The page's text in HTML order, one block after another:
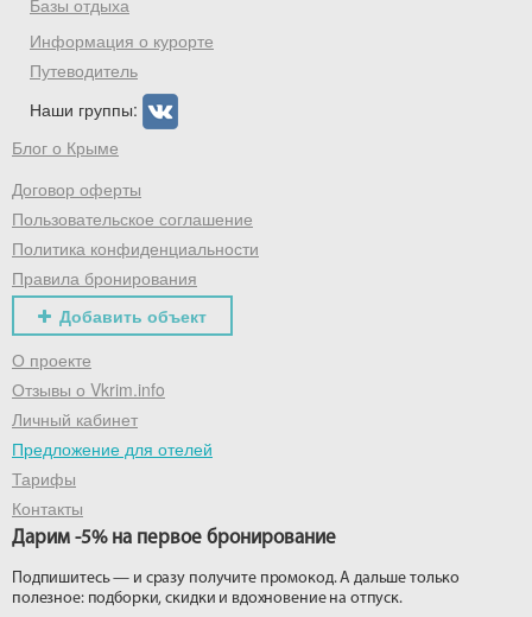
Базы отдыха
Информация о курорте
Путеводитель
Наши группы:
Блог о Крыме
Договор оферты
Пользовательское соглашение
Политика конфиденциальности
Правила бронирования
Добавить объект
О проекте
Отзывы о Vkrim.info
Личный кабинет
Предложение для отелей
Тарифы
Контакты
Дарим -5% на первое бронирование
Подпишитесь — и сразу получите промокод. А дальше только
полезное: подборки, скидки и вдохновение на отпуск.